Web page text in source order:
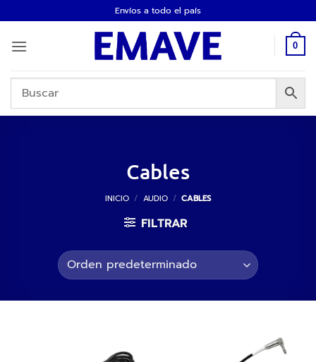
al
contenido
Envíos a todo el país
0
Cables
INICIO / AUDIO / CABLES
FILTRAR